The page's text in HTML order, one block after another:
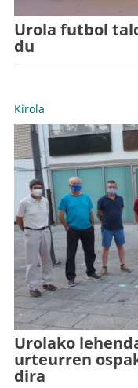
Urola futbol
du
Kirola
Urolako
urteurren
dira